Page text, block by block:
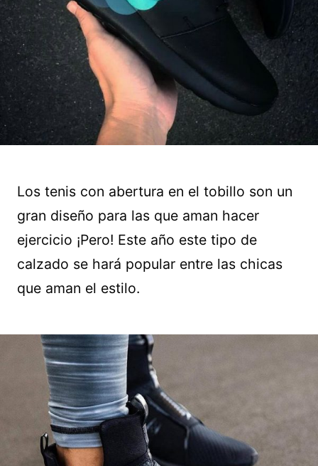
Los tenis con abertura en el tobillo son un
gran diseño para las que aman hacer
ejercicio ¡Pero! Este año este tipo de
calzado se hará popular entre las chicas
que aman el estilo.